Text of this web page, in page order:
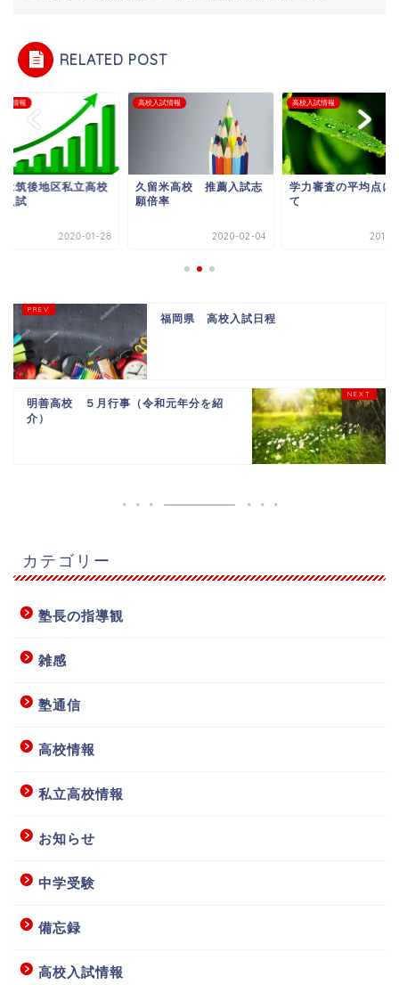
RELATED POST
試情報
は筑後地区私立高校
入試
2020-01-28
高校入試情報
久留米高校 推薦入試志
願倍率
2020-02-04
高校入試情報
学力審査の平均点に
て
2019-
福岡県 高校入試日程
明善高校 ５月行事（令和元年分を紹
介）
カテゴリー
塾長の指導観
雑感
塾通信
高校情報
私立高校情報
お知らせ
中学受験
備忘録
高校入試情報